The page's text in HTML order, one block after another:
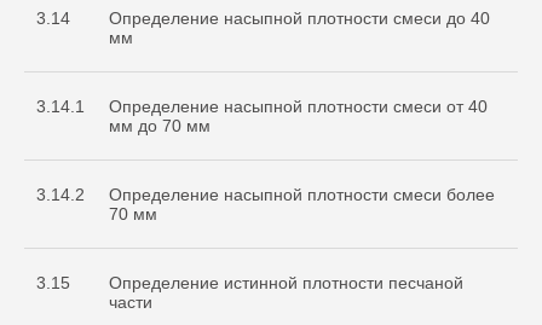
3.14
Определение насыпной плотности смеси до 40
мм
3.14.1
Определение насыпной плотности смеси от 40
мм до 70 мм
3.14.2
Определение насыпной плотности смеси более
70 мм
3.15
Определение истинной плотности песчаной
части